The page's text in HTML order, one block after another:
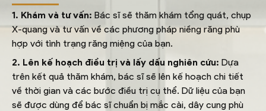
1. Khám và tư vấn: Bác sĩ sẽ thăm khám tổng quát, chụp
X-quang và tư vấn về các phương pháp niềng răng phù
hợp với tình trạng răng miệng của bạn.
2. Lên kế hoạch điều trị và lấy dấu nghiên cứu: Dựa
trên kết quả thăm khám, bác sĩ sẽ lên kế hoạch chi tiết
về thời gian và các bước điều trị cụ thể. Dữ liệu của bạn
sẽ được dùng để bác sĩ chuẩn bị mắc cài, dây cung phù